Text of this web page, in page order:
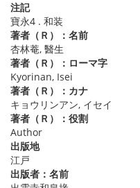
注記
寶永4 . 和装
著者（Ｒ）：名前
杏林菴, 醫生
著者（Ｒ）：ローマ字
Kyorinan, Isei
著者（Ｒ）：カナ
キョウリンアン, イセイ
著者（Ｒ）：役割
Author
出版地
江戸
出版者：名前